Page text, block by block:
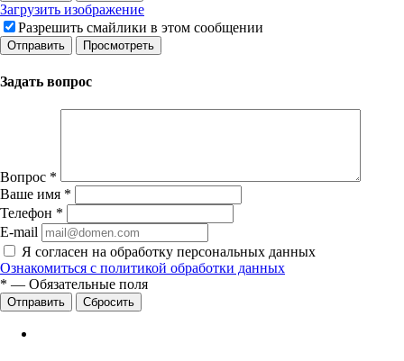
Загрузить изображение
Разрешить смайлики в этом сообщении
Задать вопрос
Вопрос *
Ваше имя *
Телефон *
E-mail
Я согласен на обработку персональных данных
Ознакомиться с политикой обработки данных
* — Обязательные поля
Сбросить